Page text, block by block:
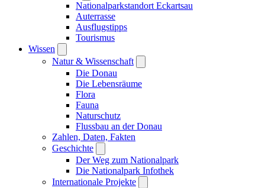
Nationalparkstandort Eckartsau
Auterrasse
Ausflugstipps
Tourismus
Wissen
Natur & Wissenschaft
Die Donau
Die Lebensräume
Flora
Fauna
Naturschutz
Flussbau an der Donau
Zahlen, Daten, Fakten
Geschichte
Der Weg zum Nationalpark
Die Nationalpark Infothek
Internationale Projekte